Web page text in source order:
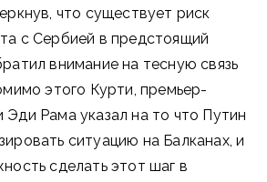
что существует риск
с Сербией в предстоящий
внимание на тесную связь
этого Курти, премьер-
Рама указал на то что Путин
ситуацию на Балканах, и
сделать этот шаг в